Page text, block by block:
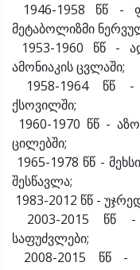
1946-1958 წწ -
მეტაბოლიზმი
1953-1960 წწ -
ამონიაკის ცვლაში;
1958-1964 წწ -
ქსოვილში;
1960-1970 წწ -
ცილებში;
1965-1978 წწ -
შესწავლა;
1983-2012 წწ -
2003-2015 წწ -
საფუძვლები;
2008-2015 წწ -